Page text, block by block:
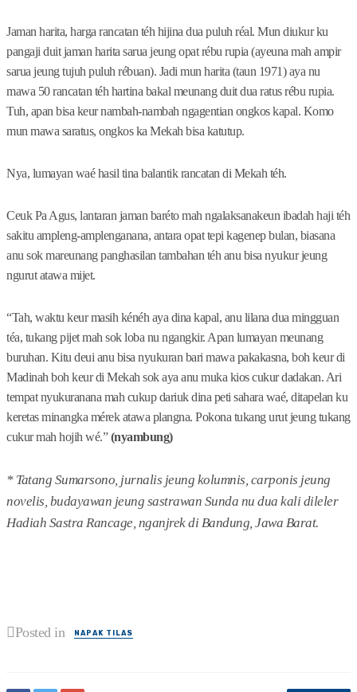
Jaman harita, harga rancatan téh hijina dua puluh réal. Mun diukur ku
pangaji duit jaman harita sarua jeung opat rébu rupia (ayeuna mah ampir
sarua jeung tujuh puluh rébuan). Jadi mun harita (taun 1971) aya nu
mawa 50 rancatan téh hartina bakal meunang duit dua ratus rébu rupia.
Tuh, apan bisa keur nambah-nambah ngagentian ongkos kapal. Komo
mun mawa saratus, ongkos ka Mekah bisa katutup.
Nya, lumayan waé hasil tina balantik rancatan di Mekah téh.
Ceuk Pa Agus, lantaran jaman baréto mah ngalaksanakeun ibadah haji téh
sakitu ampleng-amplenganana, antara opat tepi kagenep bulan, biasana
anu sok mareunang panghasilan tambahan téh anu bisa nyukur jeung
ngurut atawa mijet.
“Tah, waktu keur masih kénéh aya dina kapal, anu lilana dua mingguan
téa, tukang pijet mah sok loba nu ngangkir. Apan lumayan meunang
buruhan. Kitu deui anu bisa nyukuran bari mawa pakakasna, boh keur di
Madinah boh keur di Mekah sok aya anu muka kios cukur dadakan. Ari
tempat nyukuranana mah cukup dariuk dina peti sahara waé, ditapelan ku
keretas minangka mérek atawa plangna. Pokona tukang urut jeung tukang
cukur mah hojih wé.”(nyambung)
* Tatang Sumarsono, jurnalis jeung kolumnis, carponis jeung
novelis, budayawan jeung sastrawan Sunda nu dua kali dileler
Hadiah Sastra Rancage, nganjrek di Bandung, Jawa Barat.
Posted in NAPAK TILAS